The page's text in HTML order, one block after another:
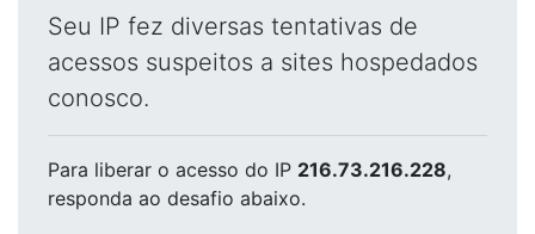
Seu IP fez diversas tentativas de
acessos suspeitos a sites hospedados
conosco.
Para liberar o acesso do IP 216.73.216.228,
responda ao desafio abaixo.